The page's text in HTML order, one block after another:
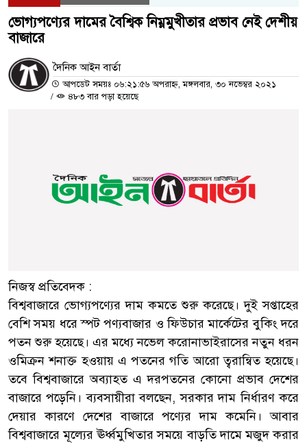
ভোগ্যপণ্যের দামের বৈশ্বিক নিম্নমুখীতার প্রভাব নেই দেশীয়
বাজারে
দৈনিক আইন বার্তা
আপডেট সময়ঃ ০৬:২১:৫৬ অপরাহ্ন, মঙ্গলবার, ৩০ নভেম্বর ২০২১
/
৪৮৩ বার পড়া হয়েছে
নিজস্ব প্রতিবেদক :
বিশ্ববাজারে ভোগ্যপণ্যের দাম কমতে শুরু করেছে। দুই সপ্তাহের
বেশি সময় ধরে স্পট পণ্যবাজার ও ফিউচার মার্কেটের বুকিং দরে
পতন শুরু হয়েছে। এর মধ্যে নভেল করোনাভাইরাসের নতুন ধরন
ওমিক্রন শনাক্ত হওয়ায় এ পতনের গতি আরো ত্বরান্বিত হয়েছে।
তবে বিশ্ববাজারে অব্যাহত এ দরপতনের কোনো প্রভাব দেশের
বাজারে পড়েনি। ব্যবসায়ীরা বলছেন, সরকার দাম নির্ধারণ করে
দেয়ার কারণে দেশের বাজারে পণ্যের দাম কমেনি। আবার
বিশ্ববাজারে মূল্যের ঊর্ধ্বমুখিতার সময়ে বাড়তি দামে মজুদ করার